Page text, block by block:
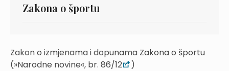
Zakona o športu
Zakon o izmjenama i dopunama Zakona o športu
(»Narodne novine«, br. 86/12
)